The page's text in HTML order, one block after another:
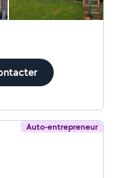
Auto-entrepreneur